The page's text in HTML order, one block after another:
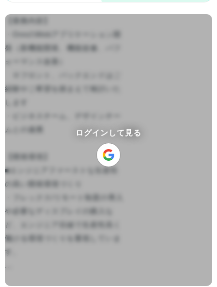
【業務内容】
発（新機能開発、機能改修、パフ
ォーマンス改善）
経験やご希望を踏まえて検討いた
します
ムとの連携
■エンジニアファーストな生産性
の高い開発環境づくり
や必要なディスプレイの購入な
ど、エンジニア目線で生産性高く
働ける環境づくりを重視していま
す。
...
ログインして見る